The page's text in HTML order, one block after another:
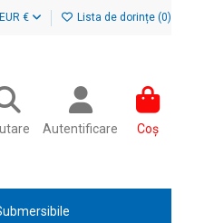
EUR € Lista de dorințe (0)
Autentificare Coș